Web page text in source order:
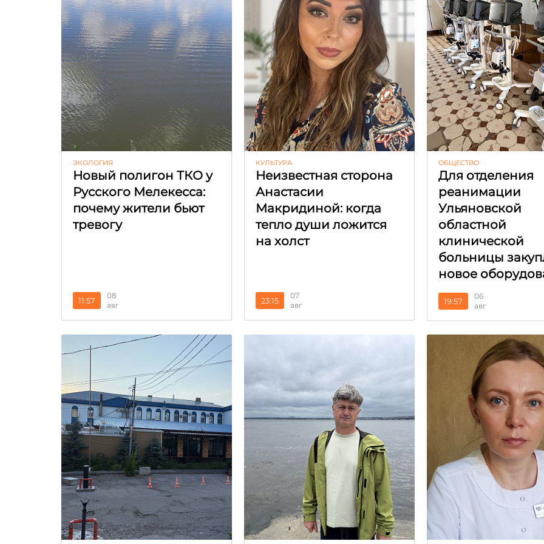
ЭКОЛОГИЯ
Новый полигон ТКО у
Русского Мелекесса:
почему жители бьют
тревогу
11:57
08
авг
КУЛЬТУРА
Неизвестная сторона
Анастасии
Макридиной: когда
тепло души ложится
на холст
23:15
07
авг
ОБЩЕСТВО
Для отделения
реанимации
Ульяновской
областной
клинической
больницы
новое
19:57
06
авг